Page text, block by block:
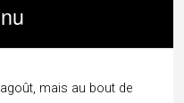
mais au bout de